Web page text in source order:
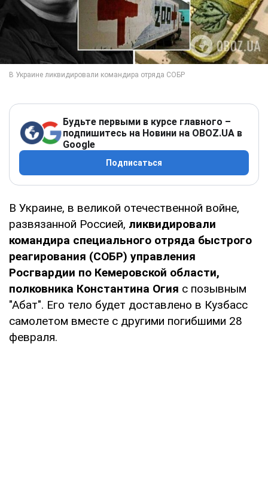
Будьте первыми в курсе главного –
подпишитесь на Новини на OBOZ.UA в
Google
Подписаться
В Украине, в великой отечественной войне,
развязанной Россией, ликвидировали
командира специального отряда быстрого
реагирования (СОБР) управления
Росгвардии по Кемеровской области,
полковника Константина Огия с позывным
"Абат". Его тело будет доставлено в Кузбасс
самолетом вместе с другими погибшими 28
февраля.